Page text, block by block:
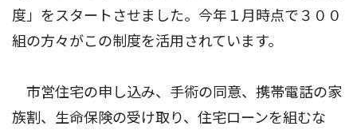
度」をスタートさせました。今年１月時点で３００
組の方々がこの制度を活用されています。
市営住宅の申し込み、手術の同意、携帯電話の家
族割、生命保険の受け取り、住宅ローンを組むな